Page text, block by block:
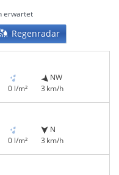
erwartet
Regenradar
0 l/m²
NW
3 km/h
0 l/m²
N
3 km/h